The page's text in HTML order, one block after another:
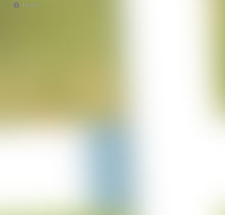
Projekt Perl Borg
Links